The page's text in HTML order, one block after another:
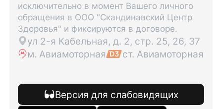
исключительно в момент Вашего личного
обращения в ООО "Скандинавский Центр
Здоровья" и фиксируются в договоре.
ул 2-я Кабельная, д. 2, стр. 25, 26, 37
м. Авиамоторная
ст. Авиамоторная
Версия для слабовидящих